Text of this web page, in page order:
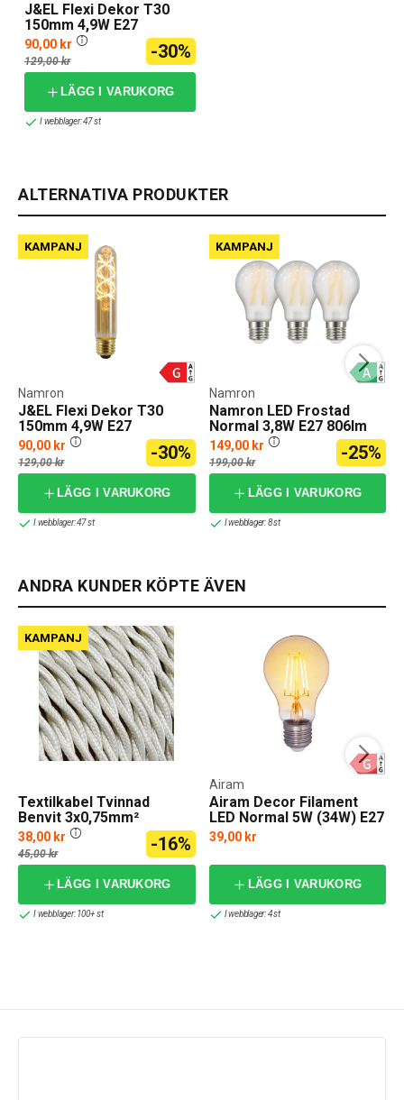
J&EL Flexi Dekor T30
150mm 4,9W E27
90,00 kr
129,00 kr -30%
LÄGG I VARUKORG
I webblager: 47 st
ALTERNATIVA PRODUKTER
KAMPANJ
J&EL Flexi Dekor T30
150mm 4,9W E27
Namron
90,00 kr
129,00 kr -30%
LÄGG I VARUKORG
I webblager: 47 st
KAMPANJ
Namron LED Frostad
Normal 3,8W E27 806lm
2700K 3-pack
Namron
149,00 kr
199,00 kr -25%
LÄGG I VARUKORG
I webblager: 8 st
ANDRA KUNDER KÖPTE ÄVEN
KAMPANJ
Textilkabel Tvinnad
Benvit 3x0,75mm²
38,00 kr
45,00 kr -16%
LÄGG I VARUKORG
I webblager: 100+ st
Airam Decor Filament
LED Normal 5W (34W) E27
2200K
Airam
39,00 kr
LÄGG I VARUKORG
I webblager: 4 st